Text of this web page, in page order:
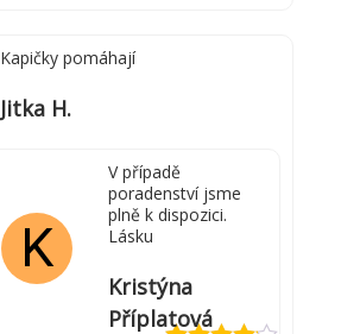
Kapičky pomáhají
Jitka H.
K
V případě
poradenství jsme
plně k dispozici.
Lásku
Kristýna
Příplatová